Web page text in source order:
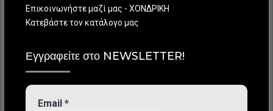
Επικοινωνήστε μαζί μας - ΧΟΝΔΡΙΚΗ
Κατεβάστε τον κατάλογο μας
Εγγραφείτε στο NEWSLETTER!
Email *